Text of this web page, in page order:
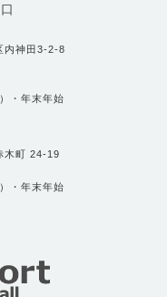
内神田3-2-8
・年末年始
木町 24-19
・年末年始